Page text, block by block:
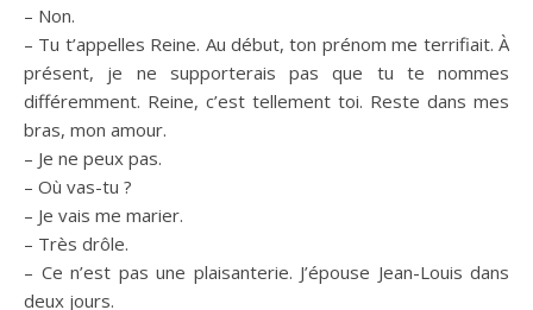
– Non.
– Tu t’appelles Reine. Au début, ton prénom me terrifiait. À
présent, je ne supporterais pas que tu te nommes
différemment. Reine, c’est tellement toi. Reste dans mes
bras, mon amour.
– Je ne peux pas.
– Où vas-tu ?
– Je vais me marier.
– Très drôle.
– Ce n’est pas une plaisanterie. J’épouse Jean-Louis dans
deux jours.